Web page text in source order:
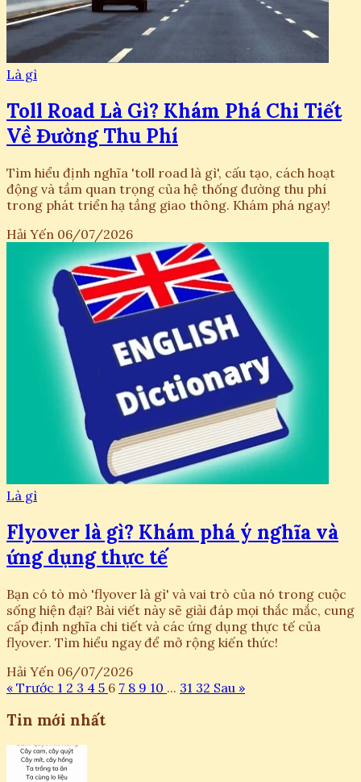
Là gì
Toll Road Là Gì? Khám Phá Chi Tiết
Về Đường Thu Phí
Tìm hiểu định nghĩa 'toll road là gì', cấu tạo, cách hoạt
động và tầm quan trọng của hệ thống đường thu phí
trong phát triển hạ tầng giao thông. Khám phá ngay!
Hải Yến 06/07/2026
Là gì
Flyover là gì? Khám phá ý nghĩa và
ứng dụng thực tế
Bạn có tò mò 'flyover là gì' và vai trò của nó trong cuộc
sống hiện đại? Bài viết này sẽ giải đáp mọi thắc mắc, cung
cấp định nghĩa chi tiết và các ứng dụng thực tế của
flyover. Tìm hiểu ngay để mở rộng kiến thức!
Hải Yến 06/07/2026
« Trước 1 2 3 4 5 6 7 8 9 10 ... 31 32 Sau »
Tin mới nhất